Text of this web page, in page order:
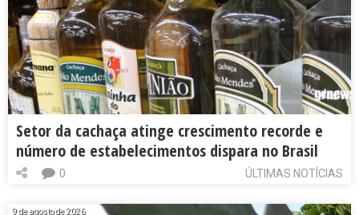
Setor da cachaça atinge crescimento recorde e
número de estabelecimentos dispara no Brasil
ÚLTIMAS NOTÍCIAS
0
9 de agosto de 2026